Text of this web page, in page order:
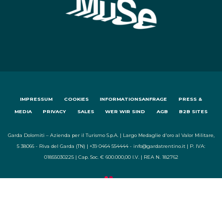
IMPRESSUM COOKIES INFORMATIONSANFRAGE PRESS &
MEDIA PRIVACY SALES WER WIR SIND AGB B2B SITES
Garda Dolomiti – Azienda per il Turismo S.p.A. | Largo Medaglie d'oro al Valor Militare,
5 38066 - Riva del Garda (TN) | +39 0464 554444 - info@gardatrentino.it | P. IVA:
01855030225 | Cap. Soc. € 600.000,00 I.V. | REA N. 182762